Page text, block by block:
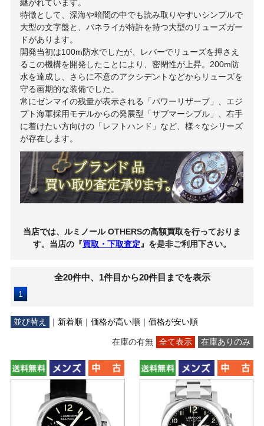
継がれています。
特徴として、深海や暗闇の中でも読み取りやすいシンプルで
大型の文字盤と、パネライが特許を持つ大型のリューズガー
ドがあります。
開発当初は100m防水でしたが、レバーでリューズを押さえ
るこの機構を開発したことにより、密閉性が上昇。200m防
水を達成し、さらに不意のアクシデントなどからリューズを
守る画期的な装備でした。
常にゼンマイの残量が表示される「パワーリザーブ」、エジ
プト海軍採用モデルからの発展型「サブマーシブル」、右手
に着けたい方向けの「レフトハンド」など、様々なシリーズ
が存在します。
当店では、ルミノール OTHERSの高額買取を行っておりま
す。当店の『買取・下取査定 』を是非ご利用下さい。
全20件中、1件目から20件目までを表示
1
並び替え ｜ 新着順｜ 価格が高い順｜ 価格が安い順
在庫の有無 全て表示 在庫ありのみ